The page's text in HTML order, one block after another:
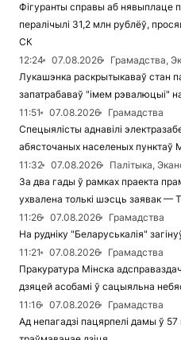
Фігуранты справы аб нявыплаце
пералічылі 31,2 млн рублёў,
СК
12:24
07.08.2026
Грамадства,
Лукашэнка раскрытыкаваў стан
запатрабаваў "імем рэвалюцыі"
11:51
07.08.2026
Грамадства
Спецыялісты аднавілі
абясточаных населеных пунктаў
11:32
07.08.2026
Палітыка,
За два гады ў рамках праекта
ухвалена толькі шэсць заявак —
11:26
07.08.2026
Грамадства
На рудніку "Беларуськалія"
11:21
07.08.2026
Грамадства
Пракуратура Мінска
дзяцей асобамі ў сацыяльна
11:16
07.08.2026
Грамадства
Ад непагадзі пацярпелі дамы ў